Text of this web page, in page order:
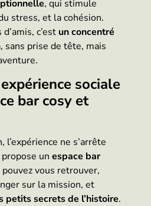
, qui stimule
stress, et la cohésion.
c’est un concentré
, sans prise de tête, mais
sociale
bar cosy et
ne s’arrête
un espace bar
vous retrouver,
sur la mission, et
petits secrets de l’histoire.